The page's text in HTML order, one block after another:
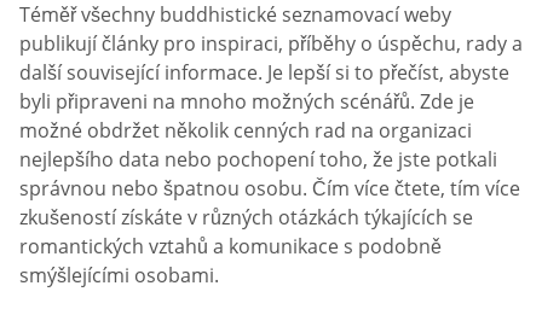
Téměř všechny buddhistické seznamovací weby
publikují články pro inspiraci, příběhy o úspěchu, rady a
další související informace. Je lepší si to přečíst, abyste
byli připraveni na mnoho možných scénářů. Zde je
možné obdržet několik cenných rad na organizaci
nejlepšího data nebo pochopení toho, že jste potkali
správnou nebo špatnou osobu. Čím více čtete, tím více
zkušeností získáte v různých otázkách týkajících se
romantických vztahů a komunikace s podobně
smýšlejícími osobami.